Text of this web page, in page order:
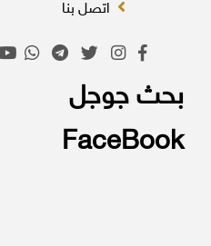
اتصل بنا
بحث جوجل
FaceBook